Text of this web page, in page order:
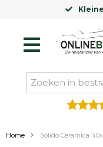
Home Solido Ceramica